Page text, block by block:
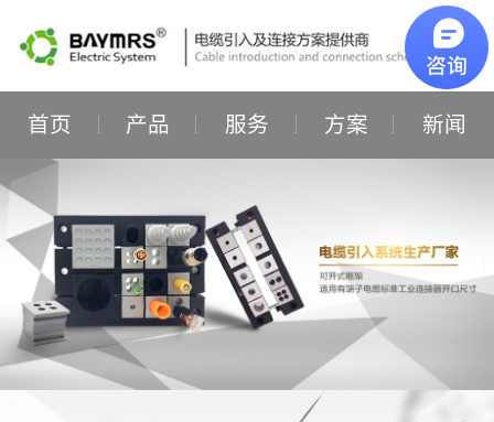
首页 产品 服务 方案 新闻